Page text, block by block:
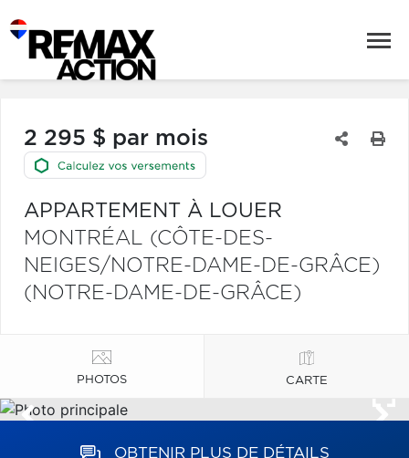
2 295 $ par mois
APPARTEMENT À LOUER
MONTRÉAL (CÔTE-DES-
NEIGES/NOTRE-DAME-DE-GRÂCE)
(NOTRE-DAME-DE-GRÂCE)
PHOTOS CARTE
OBTENIR PLUS DE DÉTAILS